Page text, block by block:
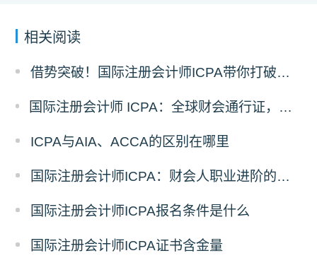
相关阅读
借势突破！国际注册会计师ICPA带你打破职业瓶颈
国际注册会计师 ICPA：全球财会通行证，助力财务人转型战略精英
ICPA与AIA、ACCA的区别在哪里
国际注册会计师ICPA：财会人职业进阶的助力
国际注册会计师ICPA报名条件是什么
国际注册会计师ICPA证书含金量